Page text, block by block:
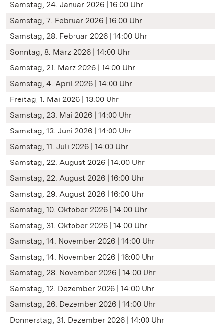
Samstag, 24. Januar 2026 | 16:00 Uhr
Samstag, 7. Februar 2026 | 16:00 Uhr
Samstag, 28. Februar 2026 | 14:00 Uhr
Sonntag, 8. März 2026 | 14:00 Uhr
Samstag, 21. März 2026 | 14:00 Uhr
Samstag, 4. April 2026 | 14:00 Uhr
Freitag, 1. Mai 2026 | 13:00 Uhr
Samstag, 23. Mai 2026 | 14:00 Uhr
Samstag, 13. Juni 2026 | 14:00 Uhr
Samstag, 11. Juli 2026 | 14:00 Uhr
Samstag, 22. August 2026 | 14:00 Uhr
Samstag, 22. August 2026 | 16:00 Uhr
Samstag, 29. August 2026 | 16:00 Uhr
Samstag, 10. Oktober 2026 | 14:00 Uhr
Samstag, 31. Oktober 2026 | 14:00 Uhr
Samstag, 14. November 2026 | 14:00 Uhr
Samstag, 14. November 2026 | 16:00 Uhr
Samstag, 28. November 2026 | 14:00 Uhr
Samstag, 12. Dezember 2026 | 14:00 Uhr
Samstag, 26. Dezember 2026 | 14:00 Uhr
Donnerstag, 31. Dezember 2026 | 14:00 Uhr